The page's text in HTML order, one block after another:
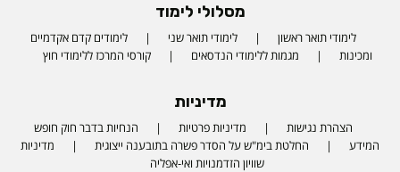
מסלולי לימוד
לימודי תואר ראשון לימודי תואר שני
לימודים קדם אקדמיים
ומכינות
מגמות ללימודי הנדסאים קורסי המרכז ללימודי חוץ
מדיניות
הצהרת נגישות מדיניות פרטיות
הנחיות בדבר חוק חופש
המידע
החלטת בימ"ש על הסדר פשרה בתובענה ייצוגית
מדיניות
שוויון הזדמנויות ואי-אפליה